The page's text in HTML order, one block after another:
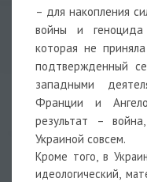
– для накопления
войны и геноцида
которая не
подтвержденный
западными
Франции и
результат –
Украиной совсем.
Кроме того, в
идеологический,